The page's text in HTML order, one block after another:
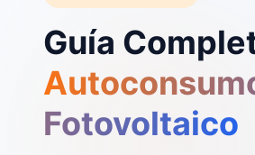
Guía
Fotovoltaico